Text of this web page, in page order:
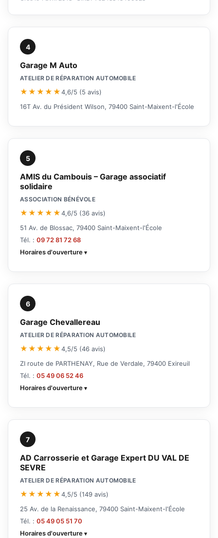
4
Garage M Auto
ATELIER DE RÉPARATION AUTOMOBILE
★★★★★4,6/5 (5 avis)
16T Av. du Président Wilson, 79400 Saint-Maixent-l'École
5
AMIS du Cambouis – Garage associatif
solidaire
ASSOCIATION BÉNÉVOLE
★★★★★4,6/5 (36 avis)
51 Av. de Blossac, 79400 Saint-Maixent-l'École
Tél. : 09 72 81 72 68
Horaires d'ouverture
6
Garage Chevallereau
ATELIER DE RÉPARATION AUTOMOBILE
★★★★★4,5/5 (46 avis)
ZI route de PARTHENAY, Rue de Verdale, 79400 Exireuil
Tél. : 05 49 06 52 46
Horaires d'ouverture
7
AD Carrosserie et Garage Expert DU VAL DE
SEVRE
ATELIER DE RÉPARATION AUTOMOBILE
★★★★★4,5/5 (149 avis)
25 Av. de la Renaissance, 79400 Saint-Maixent-l'École
Tél. : 05 49 05 51 70
Horaires d'ouverture